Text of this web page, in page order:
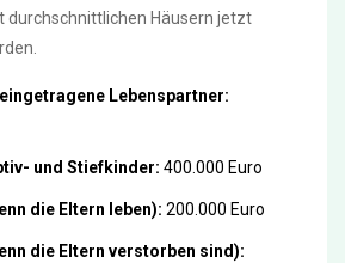
durchschnittlichen Häusern jetzt
Lebenspartner:
und Stiefkinder: 400.000 Euro
die Eltern leben): 200.000 Euro
die Eltern verstorben sind):